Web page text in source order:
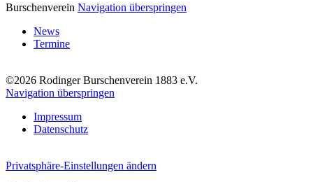
Burschenverein Navigation überspringen
News
Termine
©2026 Rodinger Burschenverein 1883 e.V.
Navigation überspringen
Impressum
Datenschutz
Privatsphäre-Einstellungen ändern